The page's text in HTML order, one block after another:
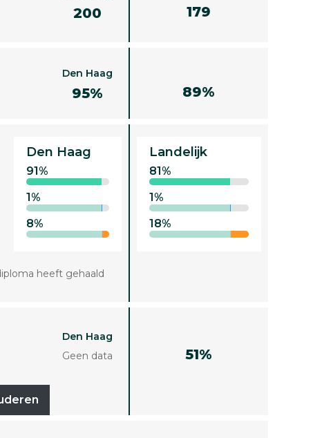
200 179
Den Haag
95% 89%
Den Haag
91%
1%
8%
Landelijk
81%
1%
18%
heeft gehaald
Den Haag
Geen data
51%